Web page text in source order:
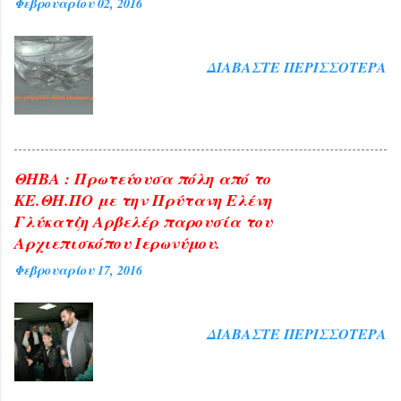
ΔΙΑΒΆΣΤΕ ΠΕΡΙΣΣΌΤΕΡΑ
ΘΗΒΑ : Πρωτεύουσα πόλη από το
ΚΕ.ΘΗ.ΠΟ με την Πρύτανη Ελένη
Γλύκατζη Αρβελέρ παρουσία του
Αρχιεπισκόπου Ιερωνύμου.
Φεβρουαρίου 17, 2016
ΔΙΑΒΆΣΤΕ ΠΕΡΙΣΣΌΤΕΡΑ